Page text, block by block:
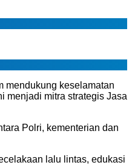
mendukung keselamatan
menjadi mitra strategis Jasa
Polri, kementerian dan
lalu lintas, edukasi